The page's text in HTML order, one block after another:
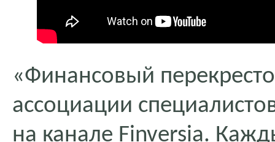
«Финансовый
ассоциации
на канале Finversia.